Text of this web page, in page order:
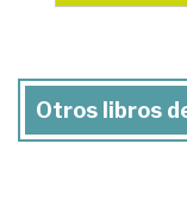
Otros libros